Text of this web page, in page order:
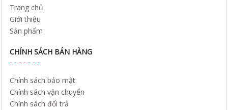
Trang chủ
Giới thiệu
Sản phẩm
CHÍNH SÁCH BÁN HÀNG
Chính sách bảo mật
Chính sách vận chuyển
Chính sách đổi trả